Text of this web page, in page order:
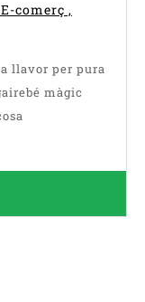
E-comerç ,
llavor per pura
màgic